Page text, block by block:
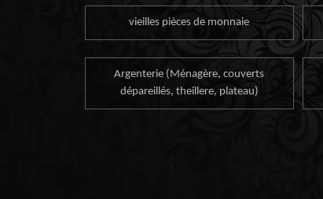
vieilles pièces de monnaie
Argenterie (Ménagère, couverts
dépareillés, theillere, plateau)